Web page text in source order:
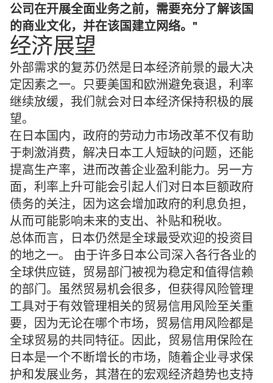
公司在开展全面业务之前，需要充分了解该国
的商业文化，并在该国建立网络。
经济展望
外部需求的复苏仍然是日本经济前景的最大决
定因素之一。只要美国和欧洲避免衰退，利率
继续放缓，我们就会对日本经济保持积极的展
望。
在日本国内，政府的劳动力市场改革不仅有助
于刺激消费，解决日本工人短缺的问题，还能
提高生产率，进而改善企业盈利能力。另一方
面，利率上升可能会引起人们对日本巨额政府
债务的关注，因为这会增加政府的利息负担，
从而可能影响未来的支出、补贴和税收。
总体而言，日本仍然是全球最受欢迎的投资目
的地之一。 由于许多日本公司深入各行各业的
全球供应链，贸易部门被视为稳定和值得信赖
的部门。虽然贸易机会很多，但获得风险管理
工具对于有效管理相关的贸易信用风险至关重
要，因为无论在哪个市场，贸易信用风险都是
全球贸易的共同特征。因此，贸易信用保险在
日本是一个不断增长的市场，随着企业寻求保
护和发展业务，其潜在的宏观经济趋势也支持